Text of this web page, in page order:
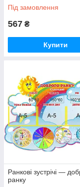
Під замовлення
567 ₴
Купити
Ранкові зустрічі —
ранку